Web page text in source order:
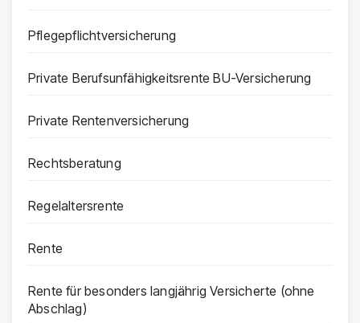
Pflegepflichtversicherung
Private Berufsunfähigkeitsrente BU-Versicherung
Private Rentenversicherung
Rechtsberatung
Regelaltersrente
Rente
Rente für besonders langjährig Versicherte (ohne
Abschlag)